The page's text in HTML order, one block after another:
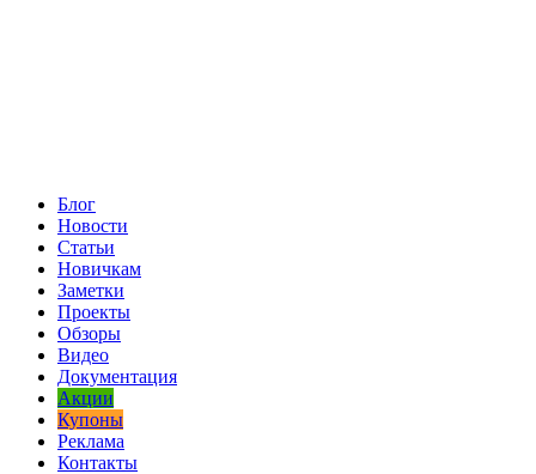
Блог
Новости
Статьи
Новичкам
Заметки
Проекты
Обзоры
Видео
Документация
Акции
Купоны
Реклама
Контакты